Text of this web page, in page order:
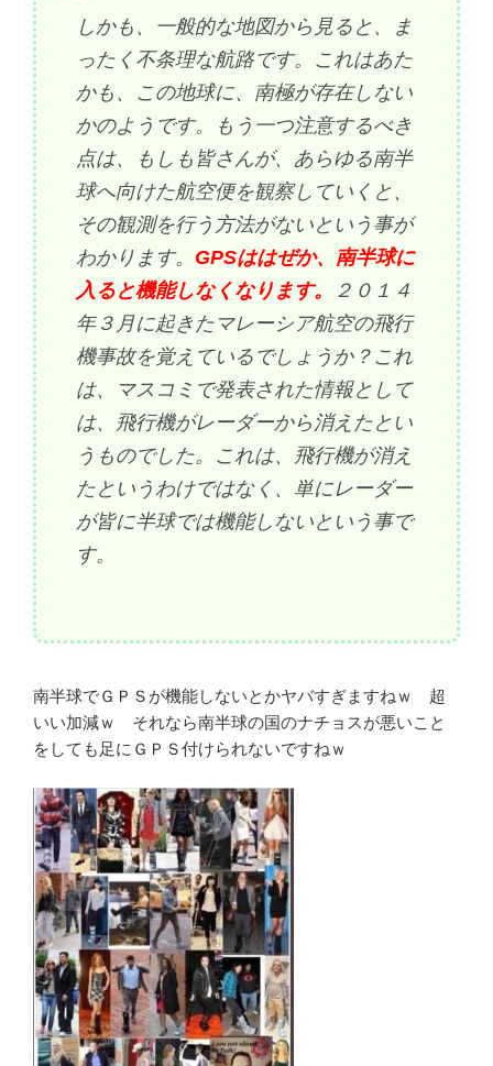
しかも、一般的な地図から見ると、ま
ったく不条理な航路です。これはあた
かも、この地球に、南極が存在しない
かのようです。もう一つ注意するべき
点は、もしも皆さんが、あらゆる南半
球へ向けた航空便を観察していくと、
その観測を行う方法がないという事が
わかります。 GPSははぜか、南半球に
入ると機能しなくなります。
２０１４
年３月に起きたマレーシア航空の飛行
機事故を覚えているでしょうか？これ
は、マスコミで発表された情報として
は、飛行機がレーダーから消えたとい
うものでした。これは、飛行機が消え
たというわけではなく、単にレーダー
が皆に半球では機能しないという事で
す。
南半球でＧＰＳが機能しないとかヤバすぎますねｗ 超
いい加減ｗ それなら南半球の国のナチョスが悪いこと
をしても足にＧＰＳ付けられないですねｗ